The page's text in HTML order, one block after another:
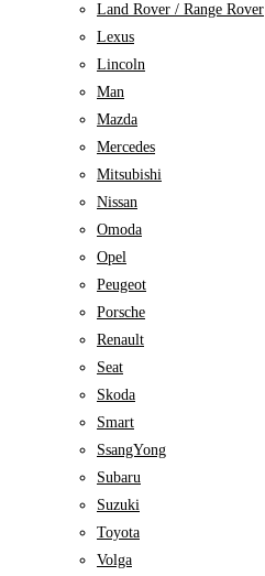
Land Rover / Range Rover
Lexus
Lincoln
Man
Mazda
Mercedes
Mitsubishi
Nissan
Omoda
Opel
Peugeot
Porsche
Renault
Seat
Skoda
Smart
SsangYong
Subaru
Suzuki
Toyota
Volga